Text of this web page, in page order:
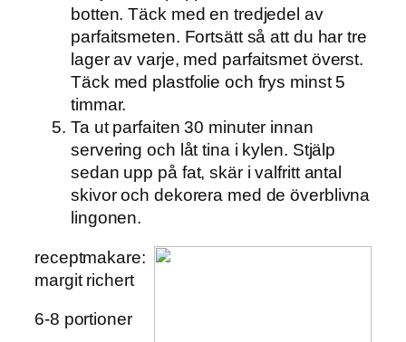
botten. Täck med en tredjedel av
parfaitsmeten. Fortsätt så att du har tre
lager av varje, med parfaitsmet överst.
Täck med plastfolie och frys minst 5
timmar.
Ta ut parfaiten 30 minuter innan
servering och låt tina i kylen. Stjälp
sedan upp på fat, skär i valfritt antal
skivor och dekorera med de överblivna
lingonen.
receptmakare:
margit richert
6-8 portioner